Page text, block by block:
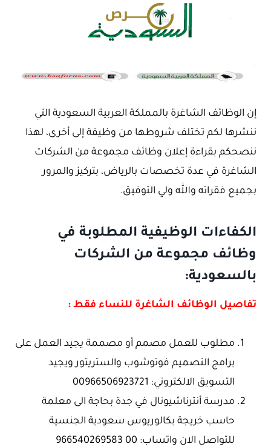
إن الوظائف الشاغرة بالمملكة العربية السعودية التي
ننشرها لكم تختلف شروطها من وظيفة إلى أخرى، لهذا
ننصحكم بقراءة إعلان وظائف مجموعة من الشركات
الشاغرة في عدة تخصصات بالرياض، بتركيز والمرور
بجميع فقراته والله ولي التوفيق.
الكفاءات الوظيفية المطلوبة في
وظائف مجموعة من الشركات
بالسعودية:
تفاصيل الوظائف الشاغرة للنساء فقط :
مطلوب للعمل مصمم أو مصممة يجيد العمل على
برامج التصميم فوتوشوب والستريتور ويجيد
التسويق الالكتروني: 00966506923721
مدرسة أنترناشيونال في جدة بحاجة الى معلمة
حاسب خريجة بكالوريوس سعودية الجنسية
للتواصل الان واتساب: 00 966540269583